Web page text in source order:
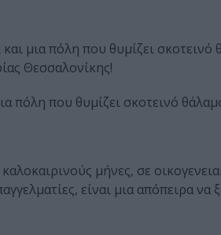
μια πόλη που θυμίζει
Θεσσαλονίκης!
πόλη που θυμίζει σκοτεινό
μήνες, σε
είναι μια απόπειρα να